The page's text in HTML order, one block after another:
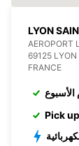
LYON
AEROPORT
69125 LYON
FRANCE
الأسبوع
Pick